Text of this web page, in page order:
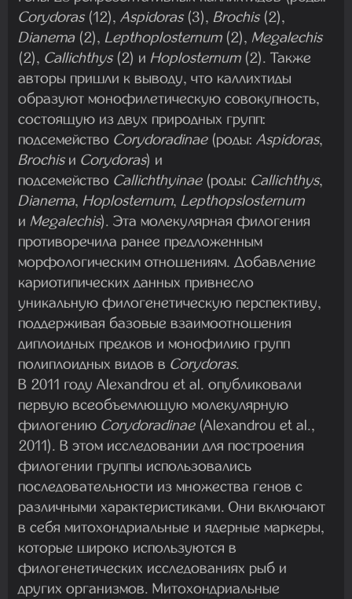
Corydoras (12), Aspidoras (3), Brochis (2),
Dianema (2), Lepthoplosternum (2), Megalechis
(2), Callichthys (2) и Hoplosternum (2). Также
авторы пришли к выводу, что каллихтиды
образуют монофилетическую совокупность,
состоящую из двух природных групп:
подсемейство Corydoradinae (роды: Aspidoras,
Brochisи Corydoras) и
подсемейство Callichthyinae (роды: Callichthys,
Dianema, Hoplosternum, Lepthopslosternum
и Megalechis). Эта молекулярная филогения
противоречила ранее предложенным
морфологическим отношениям. Добавление
кариотипических данных привнесло
уникальную филогенетическую перспективу,
поддерживая базовые взаимоотношения
диплоидных предков и монофилию групп
полиплоидных видов в Corydoras.
В 2011 году Alexandrou et al. опубликовали
первую всеобъемлющую молекулярную
филогению Corydoradinae (Alexandrou et al.,
2011). В этом исследовании для построения
филогении группы использовались
последовательности из множества генов с
различными характеристиками. Они включают
в себя митохондриальные и ядерные маркеры,
которые широко используются в
филогенетических исследованиях рыб и
других организмов. Митохондриальные